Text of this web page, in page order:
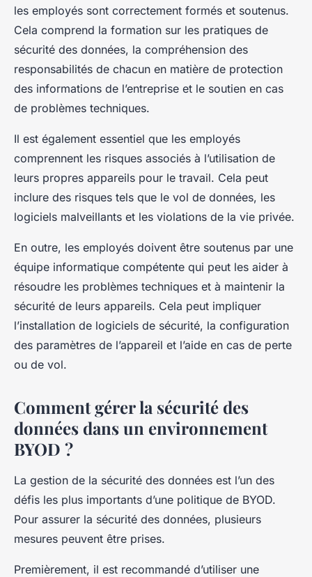
les employés sont correctement formés et soutenus.
Cela comprend la formation sur les pratiques de
sécurité des données, la compréhension des
responsabilités de chacun en matière de protection
des informations de l’entreprise et le soutien en cas
de problèmes techniques.
Il est également essentiel que les employés
comprennent les risques associés à l’utilisation de
leurs propres appareils pour le travail. Cela peut
inclure des risques tels que le vol de données, les
logiciels malveillants et les violations de la vie privée.
En outre, les employés doivent être soutenus par une
équipe informatique compétente qui peut les aider à
résoudre les problèmes techniques et à maintenir la
sécurité de leurs appareils. Cela peut impliquer
l’installation de logiciels de sécurité, la configuration
des paramètres de l’appareil et l’aide en cas de perte
ou de vol.
Comment gérer la sécurité des
données dans un environnement
BYOD ?
La gestion de la sécurité des données est l’un des
défis les plus importants d’une politique de BYOD.
Pour assurer la sécurité des données, plusieurs
mesures peuvent être prises.
Premièrement, il est recommandé d’utiliser une